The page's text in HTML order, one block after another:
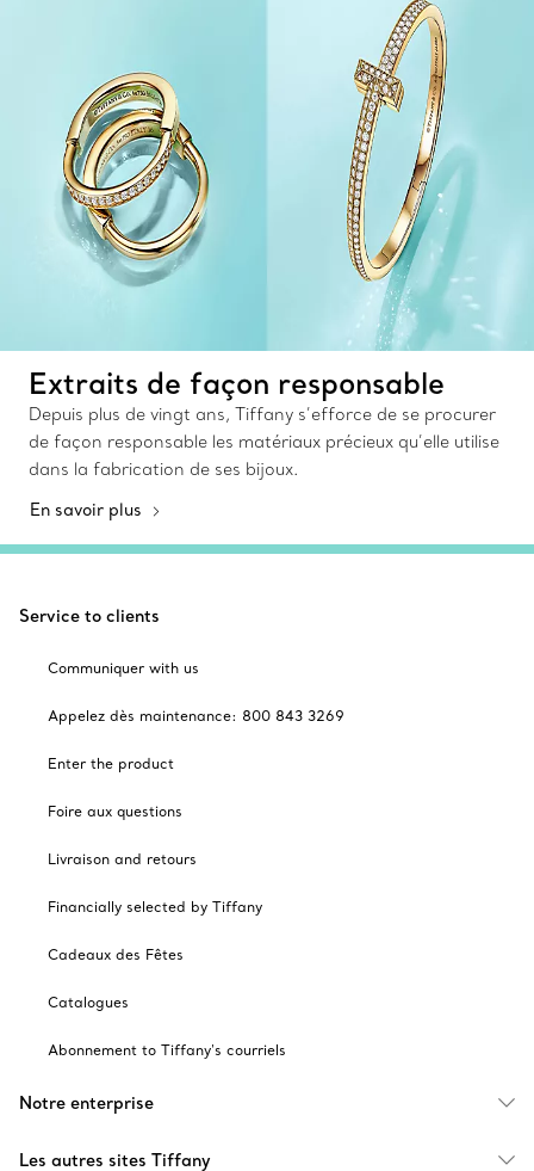
Extraits de façon responsable
Depuis plus de vingt ans, Tiffany s’efforce de se procurer
de façon responsable les matériaux précieux qu’elle utilise
dans la fabrication de ses bijoux.
En savoir plus
Service to clients
Communiquer with us
Appelez dès maintenance: 800 843 3269
Enter the product
Foire aux questions
Livraison and retours
Financially selected by Tiffany
Cadeaux des Fêtes
Catalogues
Abonnement to Tiffany's courriels
Notre enterprise
Les autres sites Tiffany